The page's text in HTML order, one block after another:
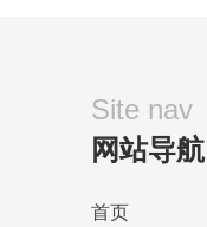
Site nav
网站导航
首页